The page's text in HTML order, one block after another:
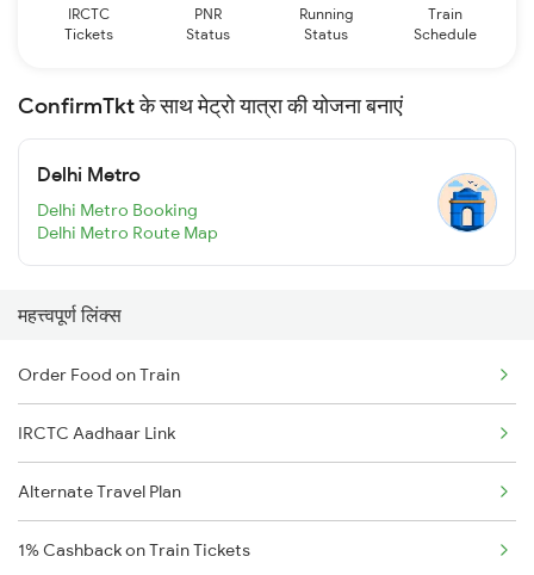
IRCTC
Tickets
PNR
Status
Running
Status
Train
Schedule
ConfirmTkt के साथ मेट्रो यात्रा की योजना बनाएं
Delhi Metro
Delhi Metro Booking
Delhi Metro Route Map
महत्त्वपूर्ण लिंक्स
Order Food on Train
IRCTC Aadhaar Link
Alternate Travel Plan
1% Cashback on Train Tickets